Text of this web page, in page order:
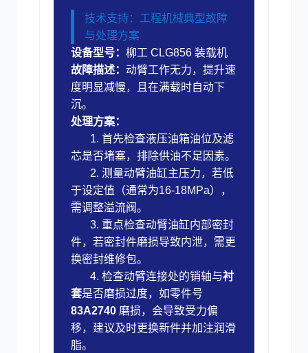
技术支持：工程机械典型故障
与处理方案
设备型号： 柳工 CLG856 装载机
故障描述： 动臂工作无力，提升速
度明显减慢，且在满载时自动下
沉。
处理方案：
1. 首先检查液压油箱油位及滤
芯是否堵塞，排除供油不足因素。
2. 测量动臂油缸主压力，若低
于设定值（通常为16-18MPa），
需调整溢流阀。
3. 重点检查动臂油缸内部密封
件，若密封件磨损导致内泄，需更
换密封维修包。
4. 检查动臂连接处的销轴与衬
套是否磨损过度，如零件号
83A2740 磨损，会导致受力偏
移，建议及时更换新件并加注润滑
脂。